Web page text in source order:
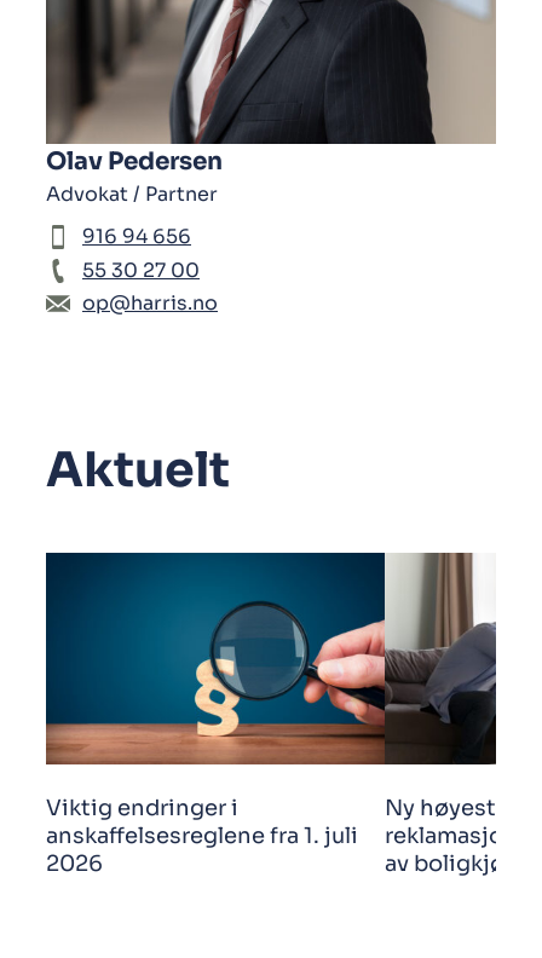
Olav Pedersen
Advokat / Partner
916 94 656
55 30 27 00
op@harris.no
Aktuelt
Viktig endringer i
anskaffelsesreglene fra 1. juli
2026
Ny
av boligkjøp